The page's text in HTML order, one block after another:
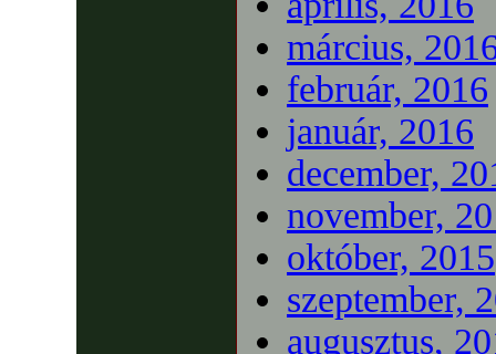
március,
február, 2016
január, 2016
december,
november,
október, 2015
szeptember,
augusztus,